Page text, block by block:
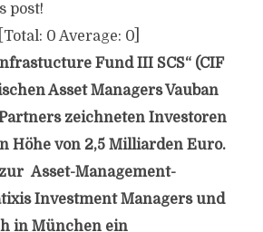
post!
[Total: 0 Average: 0]
Fund III SCS“ (CIF
Asset Managers Vauban
zeichneten Investoren
Höhe von 2,5 Milliarden Euro.
Asset-Management-
Investment Managers und
in München ein